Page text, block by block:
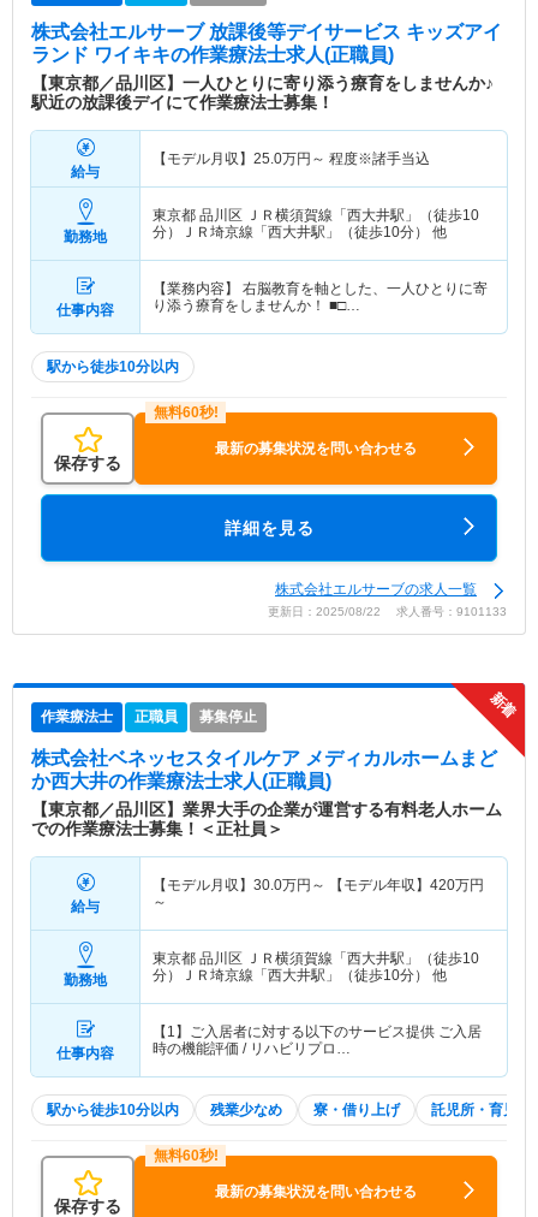
株式会社エルサーブ 放課後等デイサービス キッズアイ
ランド ワイキキの作業療法士求人(正職員)
【東京都／品川区】一人ひとりに寄り添う療育をしませんか♪
駅近の放課後デイにて作業療法士募集！
給与
【モデル月収】 25.0万円～ 程度※諸手当込
勤務地
東京都 品川区 ＪＲ横須賀線「西大井駅」（徒歩10
分）ＪＲ埼京線「西大井駅」（徒歩10分） 他
仕事内容
【業務内容】 右脳教育を軸とした、一人ひとりに寄
り添う療育をしませんか！ ■□…
駅から徒歩10分以内
保存する
最新の募集状況を問い合わせる
詳細を見る
株式会社エルサーブの求人一覧
更新日：2025/08/22 求人番号：9101133
作業療法士 正職員 募集停止
株式会社ベネッセスタイルケア メディカルホームまど
か西大井の作業療法士求人(正職員)
【東京都／品川区】業界大手の企業が運営する有料老人ホーム
での作業療法士募集！＜正社員＞
給与
【モデル月収】 30.0万円～ 【モデル年収】 420万円
～
勤務地
東京都 品川区 ＪＲ横須賀線「西大井駅」（徒歩10
分）ＪＲ埼京線「西大井駅」（徒歩10分） 他
仕事内容
【1】ご入居者に対する以下のサービス提供 ご入居
時の機能評価 / リハビリプロ…
駅から徒歩10分以内 残業少なめ 寮・借り上げ 託児所・育児補
保存する
最新の募集状況を問い合わせる